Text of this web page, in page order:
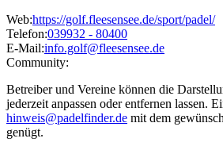
Web:https://golf.fleesensee.de/sport/padel/
Telefon:039932 - 80400
E-Mail:info.golf@fleesensee.de
Community:
Betreiber und Vereine können die
jederzeit anpassen oder entfernen lassen.
hinweis@padelfinder.de mit dem
genügt.